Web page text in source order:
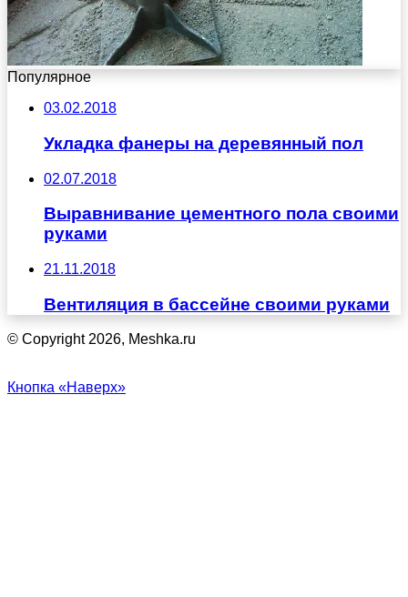
Популярное
03.02.2018
Укладка фанеры на деревянный пол
02.07.2018
Выравнивание цементного пола своими
руками
21.11.2018
Вентиляция в бассейне своими руками
© Copyright 2026, Meshka.ru
Кнопка «Наверх»